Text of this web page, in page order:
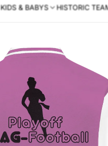
KIDS & BABYS HISTORIC